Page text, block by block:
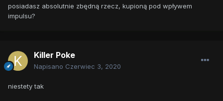
posiadasz absolutnie zbędną rzecz, kupioną pod wpływem
impulsu?
Killer Poke
Napisano Czerwiec 3, 2020
niestety tak